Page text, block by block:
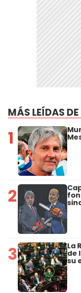
MÁS LEÍDAS DE
1
2
3 La
de
su